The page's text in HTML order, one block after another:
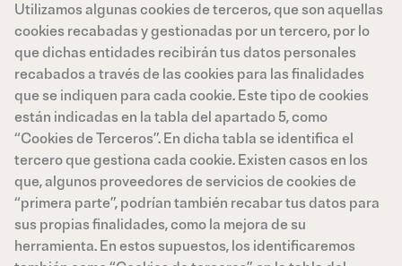
Utilizamos algunas cookies de terceros, que son aquellas
cookies recabadas y gestionadas por un tercero, por lo
que dichas entidades recibirán tus datos personales
recabados a través de las cookies para las finalidades
que se indiquen para cada cookie. Este tipo de cookies
están indicadas en la tabla del apartado 5, como
“Cookies de Terceros”. En dicha tabla se identifica el
tercero que gestiona cada cookie. Existen casos en los
que, algunos proveedores de servicios de cookies de
“primera parte”, podrían también recabar tus datos para
sus propias finalidades, como la mejora de su
herramienta. En estos supuestos, los identificaremos